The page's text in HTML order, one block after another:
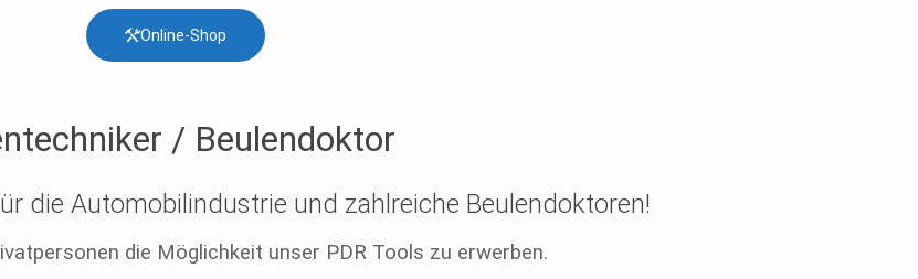
Online-Shop
/ Beulendoktor
die Automobilindustrie und zahlreiche Beulendoktoren!
die Möglichkeit unser PDR Tools zu erwerben.